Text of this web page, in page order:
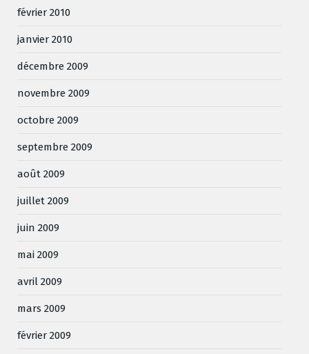
février 2010
janvier 2010
décembre 2009
novembre 2009
octobre 2009
septembre 2009
août 2009
juillet 2009
juin 2009
mai 2009
avril 2009
mars 2009
février 2009